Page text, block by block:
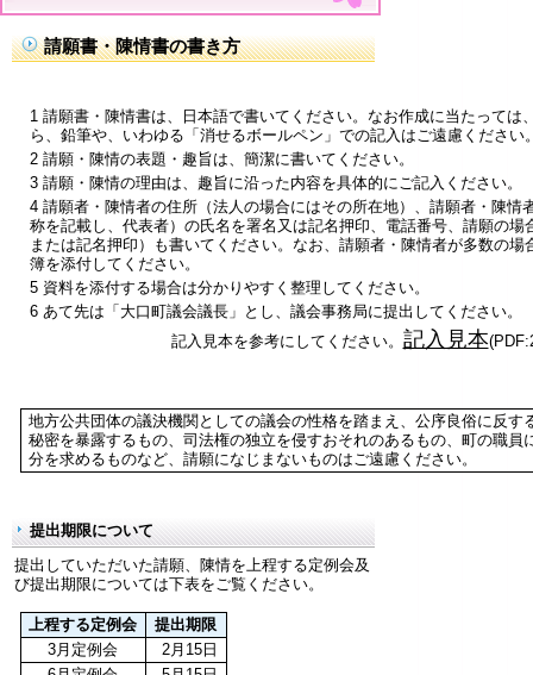
請願書・陳情書の書き方
1 請願書・陳情書は、日本語で書いてください。なお作成に当たっては
ら、鉛筆や、いわゆる「消せるボールペン」での記入はご遠慮ください
2 請願・陳情の表題・趣旨は、簡潔に書いてください。
3 請願・陳情の理由は、趣旨に沿った内容を具体的にご記入ください。
4 請願者・陳情者の住所（法人の場合にはその所在地）、請願者・陳情
称を記載し、代表者）の氏名を署名又は記名押印、電話番号、請願の場
または記名押印）も書いてください。なお、請願者・陳情者が多数の場
簿を添付してください。
5 資料を添付する場合は分かりやすく整理してください。
6 あて先は「大口町議会議長」とし、議会事務局に提出してください。
記入見本を参考にしてください。 記入見本
地方公共団体の議決機関としての議会の性格を踏まえ、公序良俗に反す
秘密を暴露するもの、司法権の独立を侵すおそれのあるもの、町の職員
分を求めるものなど、請願になじまないものはご遠慮ください。
提出期限について
提出していただいた請願、陳情を上程する定例会及
び提出期限については下表をご覧ください。
上程する定例会
提出期限
3月定例会
2月15日